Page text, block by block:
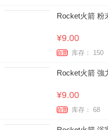
Rocket火箭 粉
¥9.00
自营 库存： 150
Rocket火箭 強
¥9.00
自营 库存： 68